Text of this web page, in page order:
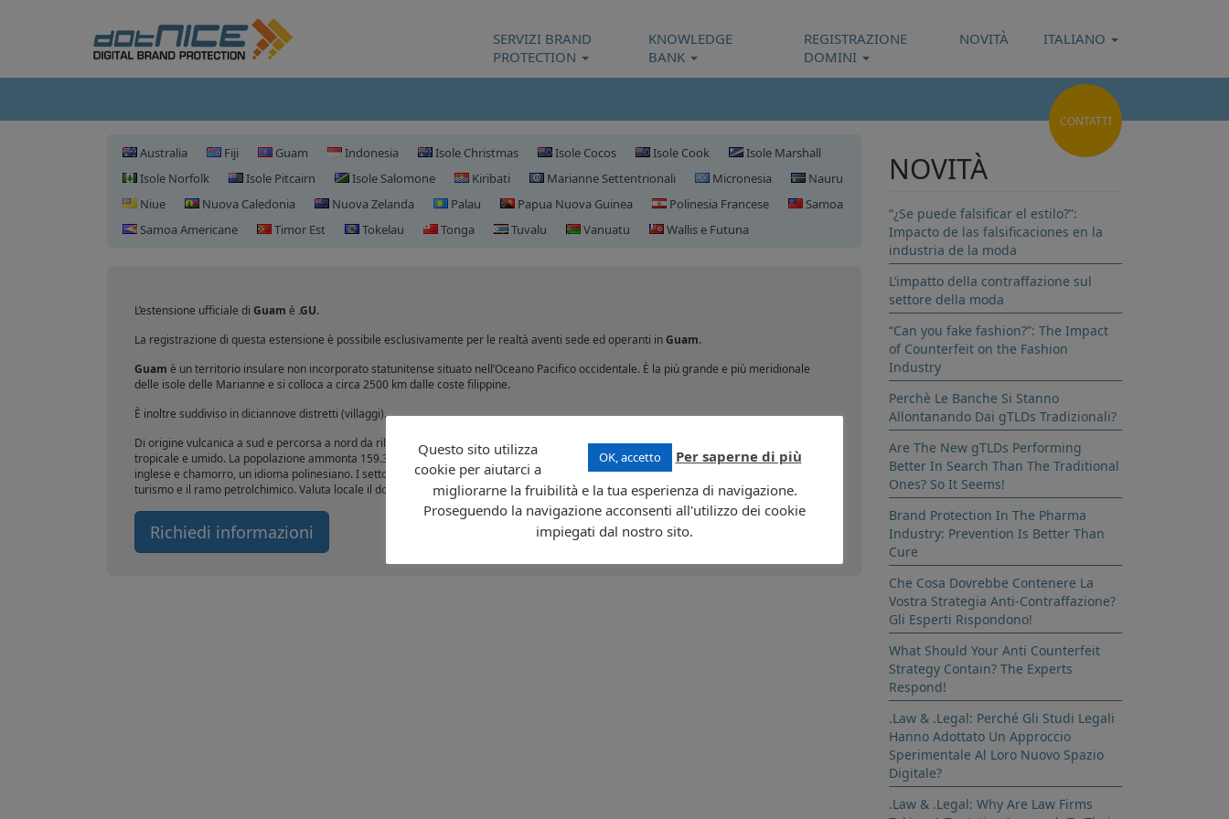
SERVIZI BRAND
PROTECTION
KNOWLEDGE
BANK
REGISTRAZIONE
DOMINI
NOVITÀ ITALIANO
Australia Fiji Guam Indonesia Isole Christmas Isole Cocos Isole Cook
Isole Marshall
Isole Norfolk
Isole Pitcairn Isole Salomone Kiribati Marianne Settentrionali Micronesia
Nauru
Niue
Nuova Caledonia Nuova Zelanda Palau Papua Nuova Guinea Polinesia Francese
Samoa
Samoa Americane
Timor Est Tokelau Tonga Tuvalu Vanuatu Wallis e Futuna
Registrazione domini Guam
L’estensione ufficiale di Guam è .GU.
La registrazione di questa estensione è possibile esclusivamente per le realtà aventi sede ed operanti inGuam.
Guam è un territorio insulare non incorporato statunitense situato nell’Oceano Pacifico occidentale. È la più grande e più meridionale
delle isole delle Marianne e si colloca a circa 2500 km dalle coste filippine.
È inoltre suddiviso in diciannove distretti (villaggi).
Di origine vulcanica a sud e percorsa a nord da rilievi di formazione corallina, l’isola si estende per 541,3 km² e presenta un clima
tropicale e umido. La popolazione ammonta 159.358 ed è costituit principalmente da genti indigene di origini micronesiane; lingue ufficiali
inglese e chamorro, un idioma polinesiano. I settori dell’economia più sviluppati sono l’agricoltura (mais, patate, manioca e banane), il
turismo e il ramo petrolchimico. Valuta locale il dollaro statunitense.
Richiedi informazioni
CONTATTI
NOVITÀ
“¿Se puede falsificar el estilo?”:
Impacto de las falsificaciones en la
industria de la moda
L’impatto della contraffazione sul
settore della moda
“Can you fake fashion?”: The Impact
of Counterfeit on the Fashion
Industry
Perchè Le Banche Si Stanno
Allontanando Dai gTLDs Tradizionali?
Are The New gTLDs Performing
Better In Search Than The Traditional
Ones? So It Seems!
Brand Protection In The Pharma
Industry: Prevention Is Better Than
Cure
Che Cosa Dovrebbe Contenere La
Vostra Strategia Anti-Contraffazione?
Gli Esperti Rispondono!
What Should Your Anti Counterfeit
Strategy Contain? The Experts
Respond!
.Law & .Legal: Perché Gli Studi Legali
Hanno Adottato Un Approccio
Sperimentale Al Loro Nuovo Spazio
Digitale?
.Law & .Legal: Why Are Law Firms
OK, accetto Per saperne di più
Questo sito utilizza
cookie per aiutarci a
migliorarne la fruibilità e la tua esperienza di navigazione.
Proseguendo la navigazione acconsenti all'utilizzo dei cookie
impiegati dal nostro sito.